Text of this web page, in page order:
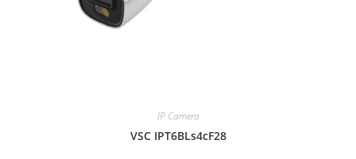
IP Camera
VSC IPT6BLs4cF28